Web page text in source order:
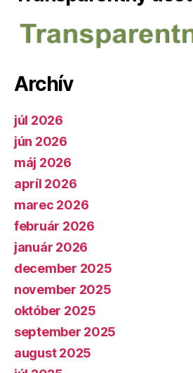
Archív
júl 2026
jún 2026
máj 2026
apríl 2026
marec 2026
február 2026
január 2026
december 2025
november 2025
október 2025
september 2025
august 2025